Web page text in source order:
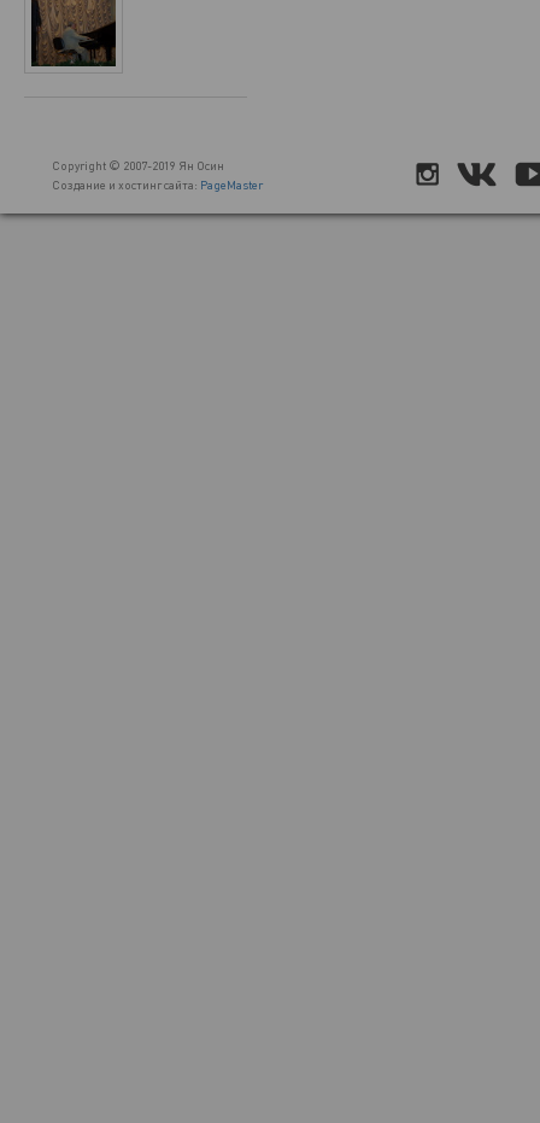
Copyright © 2007-2019 Ян Осин
Создание и хостинг сайта: PageMaster